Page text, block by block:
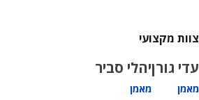
צוות מקצועי
עדי גורן
מאמן
יהלי סביר
מאמן